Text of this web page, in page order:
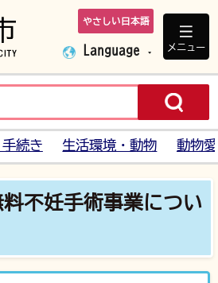
下妻市ホームペ
やさしい日本語
Language メニュー
続き 生活環境・動物 動物
不妊手術事業につい